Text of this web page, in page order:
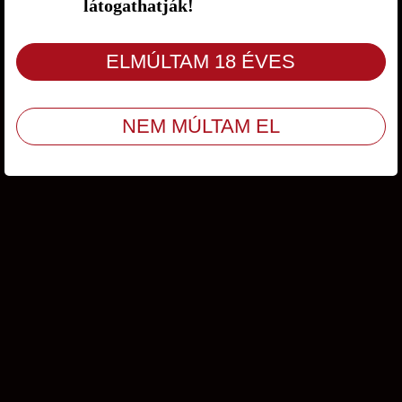
Ügyfélszolgálat/ÁSZF/Adatvédelem
© Copyright 2009 - 2026 Amity Kft. Minden jog fenntartva
látogathatják!